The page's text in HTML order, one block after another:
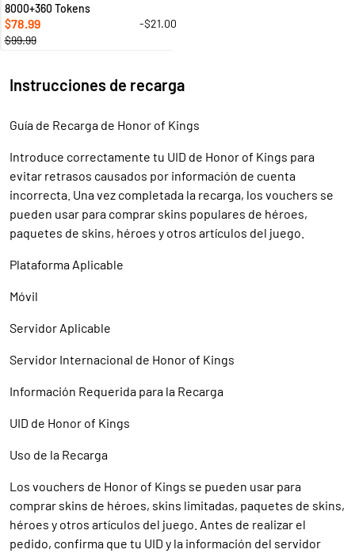
8000+360 Tokens
$78.99
-$21.00
$99.99
Instrucciones de recarga
Guía de Recarga de Honor of Kings
Introduce correctamente tu UID de Honor of Kings para
evitar retrasos causados por información de cuenta
incorrecta. Una vez completada la recarga, los vouchers se
pueden usar para comprar skins populares de héroes,
paquetes de skins, héroes y otros artículos del juego.
Plataforma Aplicable
Móvil
Servidor Aplicable
Servidor Internacional de Honor of Kings
Información Requerida para la Recarga
UID de Honor of Kings
Uso de la Recarga
Los vouchers de Honor of Kings se pueden usar para
comprar skins de héroes, skins limitadas, paquetes de skins,
héroes y otros artículos del juego. Antes de realizar el
pedido, confirma que tu UID y la información del servidor